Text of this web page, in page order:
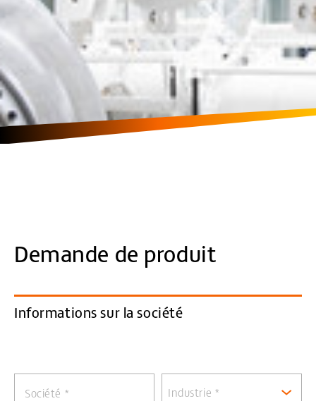
Demande de produit
Informations sur la société
Société * Industrie *